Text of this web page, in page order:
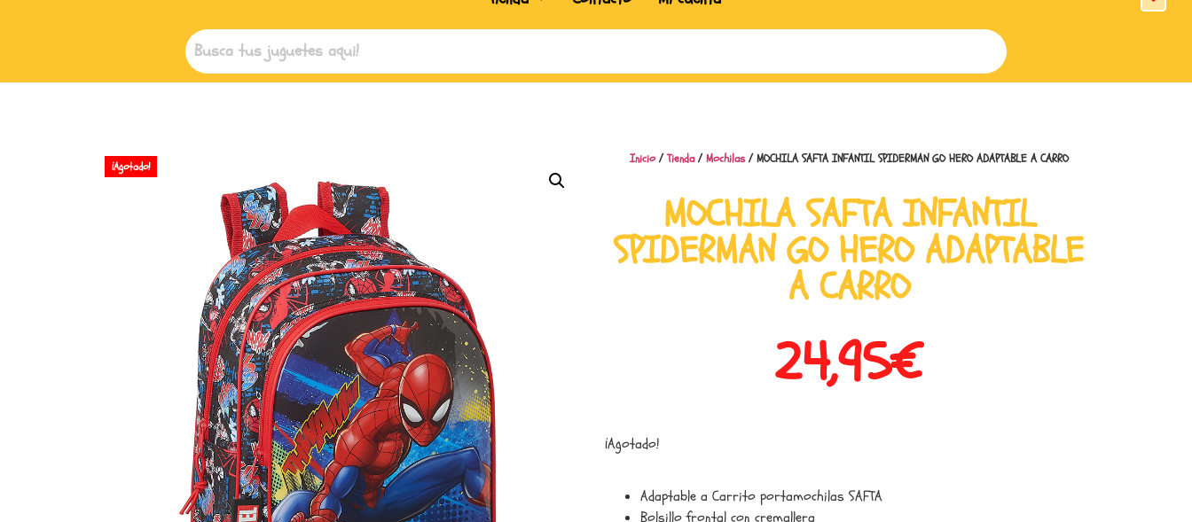
¡Agotado! Inicio/Tienda/Mochilas/ MOCHILA SAFTA INFANTIL SPIDERMAN GO HERO ADAPTABLE A CARRO
MOCHILA SAFTA INFANTIL
SPIDERMAN GO HERO ADAPTABLE
A CARRO
24,95€
¡Agotado!
Adaptable a Carrito portamochilas SAFTA
Bolsillo frontal con cremallera